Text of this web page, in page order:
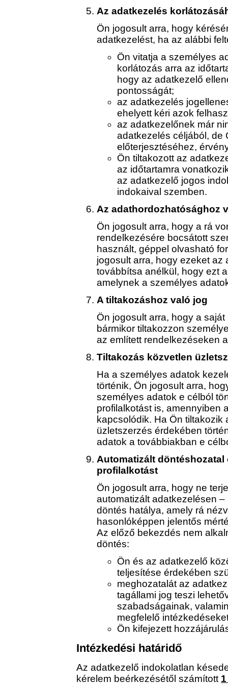
Az adatkezelés
Ön jogosult arra, hogy
adatkezelést, ha az alábbi
Ön vitatja a személyes
korlátozás arra az
hogy az adatkezelő
pontosságát;
az adatkezelés
ehelyett kéri azok
az adatkezelőnek már
adatkezelés céljából, de
előterjesztéséhez,
Ön tiltakozott az
az időtartamra
az adatkezelő jogos
indokaival szemben.
Az adathordozhatósághoz
Ön jogosult arra, hogy a rá
rendelkezésére bocsátott
használt, géppel olvasható
jogosult arra, hogy ezeket
továbbítsa anélkül, hogy ezt
amelynek a személyes
A tiltakozáshoz való jog
Ön jogosult arra, hogy a
bármikor tiltakozzon
az említett rendelkezéseken
Tiltakozás közvetlen
Ha a személyes adatok
történik, Ön jogosult arra,
személyes adatok e célból
profilalkotást is, amennyiben
kapcsolódik. Ha Ön
üzletszerzés érdekében
adatok a továbbiakban e
Automatizált
profilalkotást
Ön jogosult arra, hogy ne
automatizált adatkezelésen
döntés hatálya, amely rá
hasonlóképpen jelentős
Az előző bekezdés nem
döntés:
Ön és az adatkezelő
teljesítése érdekében
meghozatalát az
tagállami jog teszi
szabadságainak,
megfelelő
Ön kifejezett
Intézkedési határidő
Az adatkezelő indokolatlan
kérelem beérkezésétől számított